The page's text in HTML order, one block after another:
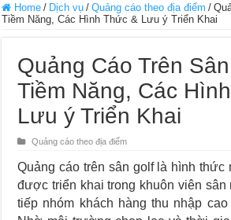
Home / Dịch vụ / Quảng cáo theo địa điểm /
Tiềm Năng, Các Hình Thức & Lưu ý Triển Khai
Quảng Cáo Trên
Tiềm Năng, Các
Lưu ý Triển Khai
Quảng cáo theo địa điểm
Quảng cáo trên sân golf là hình thức
được triển khai trong khuôn viên sân
tiếp nhóm khách hàng thu nhập